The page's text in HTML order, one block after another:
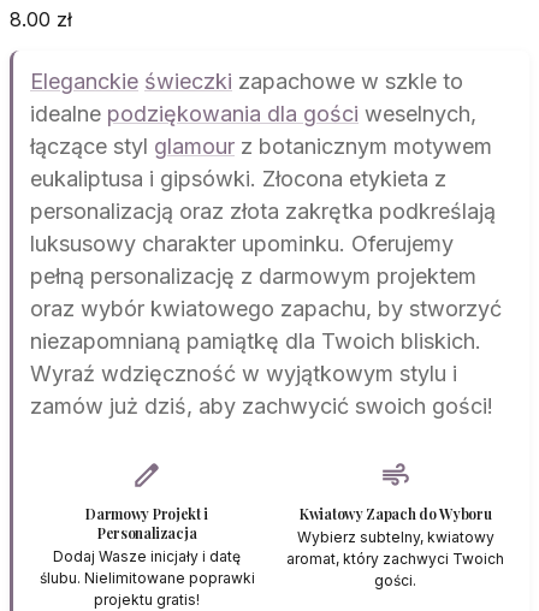
8.00 zł
Eleganckie świeczki zapachowe w szkle to
idealne podziękowania dla gości weselnych,
łączące styl glamour z botanicznym motywem
eukaliptusa i gipsówki. Złocona etykieta z
personalizacją oraz złota zakrętka podkreślają
luksusowy charakter upominku. Oferujemy
pełną personalizację z darmowym projektem
oraz wybór kwiatowego zapachu, by stworzyć
niezapomnianą pamiątkę dla Twoich bliskich.
Wyraź wdzięczność w wyjątkowym stylu i
zamów już dziś, aby zachwycić swoich gości!
edit
Darmowy Projekt i
Personalizacja
Dodaj Wasze inicjały i datę
ślubu. Nielimitowane poprawki
projektu gratis!
air
Kwiatowy Zapach do Wyboru
Wybierz subtelny, kwiatowy
aromat, który zachwyci Twoich
gości.